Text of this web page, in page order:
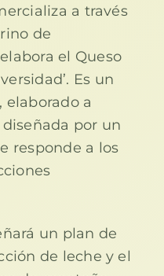
a través
de
el Queso
Es un
elaborado a
por un
responde a los
un plan de
de leche y el